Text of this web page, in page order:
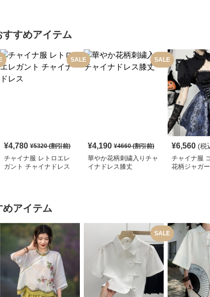
すすめアイテム
SALE
¥4,780 ¥5320(割引前)
チャイナ服 レトロエレ
ガント チャイナドレス
SALE
¥4,190 ¥4660(割引前)
華やか花柄刺繍入りチャ
イナドレス膝丈
¥6,560 (税
チャイナ服
花柄ジャガ
めアイテム
SALE